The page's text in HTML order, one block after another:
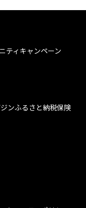
ティキャンペーン
ンふるさと納税保険